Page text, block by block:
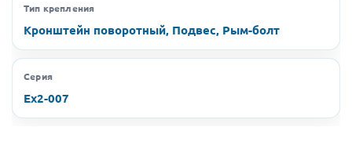
Тип крепления
Кронштейн поворотный, Подвес, Рым-болт
Серия
Ex2-007